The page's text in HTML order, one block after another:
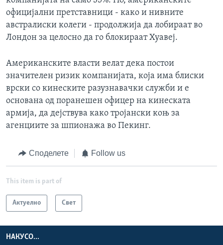
официјални претставници - како и нивните
австралиски колеги - продолжија да лобираат во
Лондон за целосно да го блокираат Хуавеј.
Американските власти велат дека постои
значителен ризик компанијата, која има блиски
врски со кинеските разузнавачки служби и е
основана од поранешен офицер на кинеската
армија, да дејствува како тројански коњ за
агенциите за шпионажа во Пекинг.
Споделете Follow us
This item is part of
Актуелно Свет
НАКУСО...